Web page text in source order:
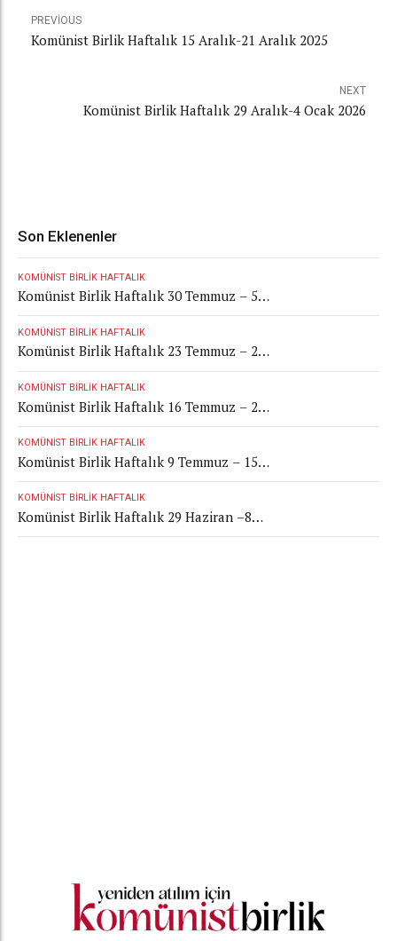
PREVIOUS
Komünist Birlik Haftalık 15 Aralık-21 Aralık 2025
NEXT
Komünist Birlik Haftalık 29 Aralık-4 Ocak 2026
Son Eklenenler
KOMÜNIST BIRLIK HAFTALIK
Komünist Birlik Haftalık 30 Temmuz – 5
Ağustos 2026
KOMÜNIST BIRLIK HAFTALIK
Komünist Birlik Haftalık 23 Temmuz – 29
Temmuz 2026
KOMÜNIST BIRLIK HAFTALIK
Komünist Birlik Haftalık 16 Temmuz – 22
Temmuz 2026
KOMÜNIST BIRLIK HAFTALIK
Komünist Birlik Haftalık 9 Temmuz – 15
Temmuz 2026
KOMÜNIST BIRLIK HAFTALIK
Komünist Birlik Haftalık 29 Haziran –8
Temmuz 2026